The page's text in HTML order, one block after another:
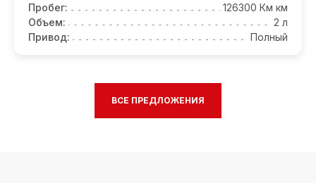
Пробег:
126300 Км км
Объем:
2 л
Привод:
Полный
ВСЕ ПРЕДЛОЖЕНИЯ